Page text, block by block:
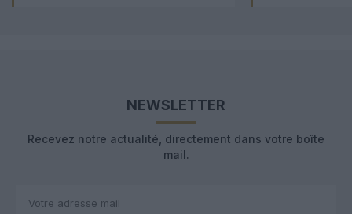
NEWSLETTER
Recevez notre actualité, directement dans votre boîte
mail.